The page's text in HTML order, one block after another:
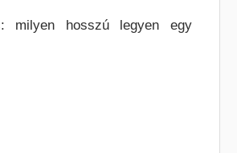
milyen hosszú legyen egy